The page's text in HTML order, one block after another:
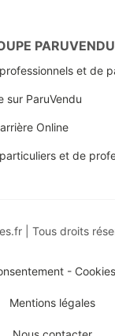
PARUVENDU
et de
sur ParuVendu
Online
et de
| Tous droits
- Cookies
Mentions légales